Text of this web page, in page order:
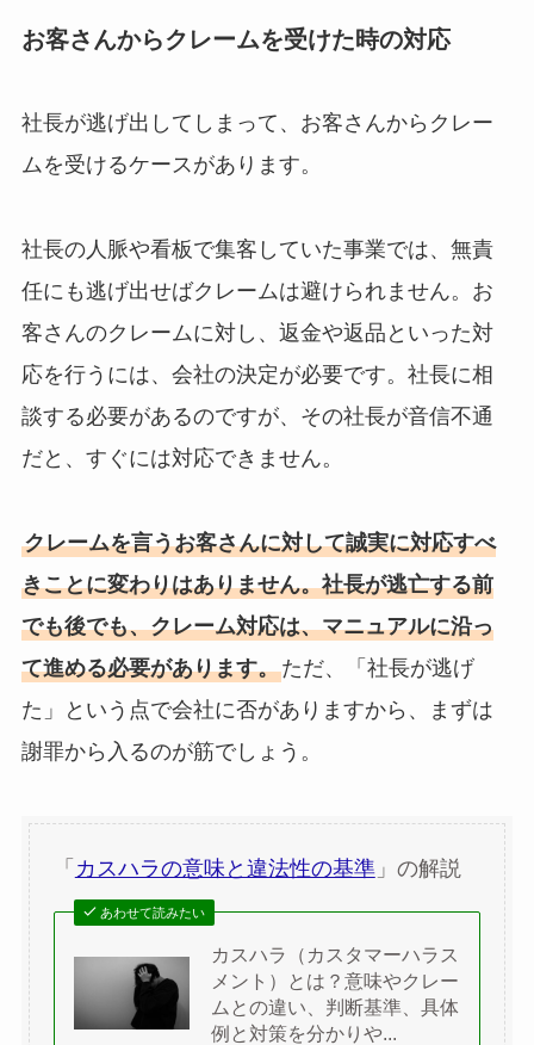
お客さんからクレームを受けた時の対応
社長が逃げ出してしまって、お客さんからクレー
ムを受けるケースがあります。
社長の人脈や看板で集客していた事業では、無責
任にも逃げ出せばクレームは避けられません。お
客さんのクレームに対し、返金や返品といった対
応を行うには、会社の決定が必要です。社長に相
談する必要があるのですが、その社長が音信不通
だと、すぐには対応できません。
クレームを言うお客さんに対して誠実に対応すべ
きことに変わりはありません。社長が逃亡する前
でも後でも、クレーム対応は、マニュアルに沿っ
て進める必要があります。ただ、「社長が逃げ
た」という点で会社に否がありますから、まずは
謝罪から入るのが筋でしょう。
「 カスハラの意味と違法性の基準」の解説
あわせて読みたい
カスハラ（カスタマーハラス
メント）とは？意味やクレー
ムとの違い、判断基準、具体
例と対策を分かりや...